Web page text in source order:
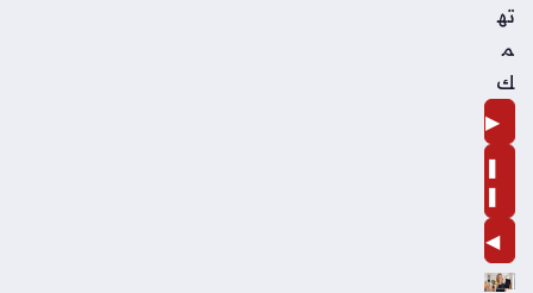
ته
م
ك
▶
❚
❚
◀